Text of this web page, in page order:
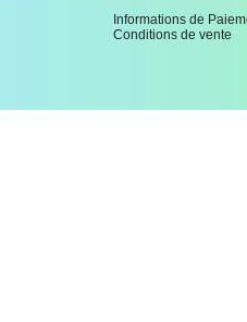
Informations de
Conditions de vente